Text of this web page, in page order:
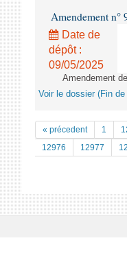
Amendement n°
Date de
dépôt :
09/05/2025
Amendement
Voir le dossier (Fin de
« précedent 1
12976
12977